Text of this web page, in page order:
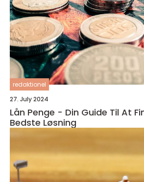
redaktionel
27. July 2024
Lån Penge - Din Guide Til At
Bedste Løsning